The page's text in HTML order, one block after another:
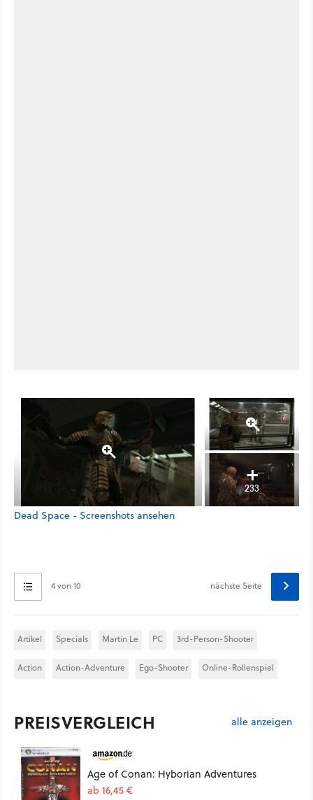
233
Dead Space - Screenshots ansehen
4 von 10 nächste Seite
Artikel Specials Martin Le PC 3rd-Person-Shooter
Action Action-Adventure Ego-Shooter Online-Rollenspiel
PREISVERGLEICH alle anzeigen
Age of Conan: Hyborian Adventures
ab 16,45 €